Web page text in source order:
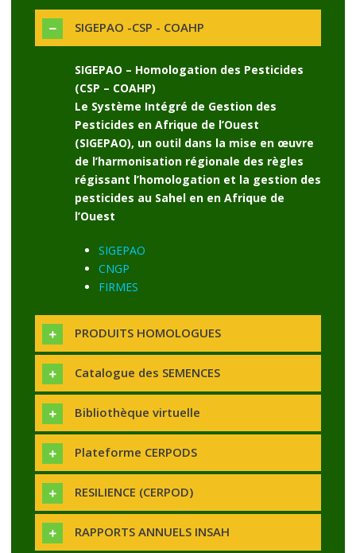
SIGEPAO -CSP - COAHP
SIGEPAO – Homologation des Pesticides
(CSP – COAHP)
Le Système Intégré de Gestion des
Pesticides en Afrique de l’Ouest
(SIGEPAO), un outil dans la mise en œuvre
de l’harmonisation régionale des règles
régissant l’homologation et la gestion des
pesticides au Sahel en en Afrique de
l’Ouest
SIGEPAO
CNGP
FIRMES
PRODUITS HOMOLOGUES
Catalogue des SEMENCES
Bibliothèque virtuelle
Plateforme CERPODS
RESILIENCE (CERPOD)
RAPPORTS ANNUELS INSAH